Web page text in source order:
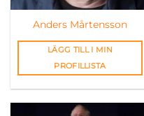
Anders Mårtensson
LÄGG TILL I MIN
PROFILLISTA